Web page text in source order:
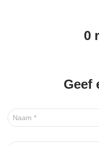
0
Geef
Naam *